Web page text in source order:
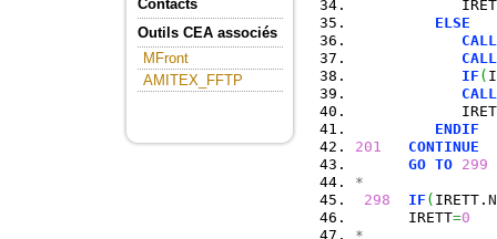
Contacts
Outils CEA associés
MFront
AMITEX_FFTP
ELSE
CALL
CALL
IF (
CALL
ENDIF
201
CONTINUE
GO TO 299
*
298
IF ( IRETT.
      IRETT
=0
*